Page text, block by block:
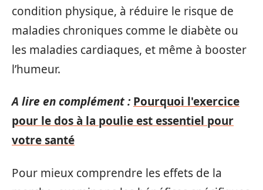
condition physique, à réduire le risque de
maladies chroniques comme le diabète ou
les maladies cardiaques, et même à booster
l’humeur.
A lire en complément : Pourquoi l'exercice
pour le dos à la poulie est essentiel pour
votre santé
Pour mieux comprendre les effets de la